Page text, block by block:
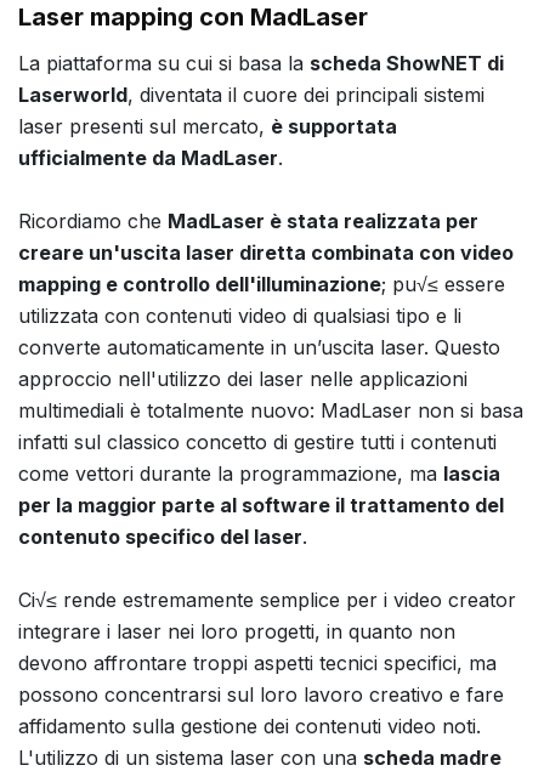
Laser mapping con MadLaser
La piattaforma su cui si basa la scheda ShowNET di
Laserworld, diventata il cuore dei principali sistemi
laser presenti sul mercato, è supportata
ufficialmente da MadLaser.
Ricordiamo che MadLaser è stata realizzata per
creare un'uscita laser diretta combinata con video
mapping e controllo dell'illuminazione; pu√≤ essere
utilizzata con contenuti video di qualsiasi tipo e li
converte automaticamente in un’uscita laser. Questo
approccio nell'utilizzo dei laser nelle applicazioni
multimediali è totalmente nuovo: MadLaser non si basa
infatti sul classico concetto di gestire tutti i contenuti
come vettori durante la programmazione, ma lascia
per la maggior parte al software il trattamento del
contenuto specifico del laser.
Ci√≤ rende estremamente semplice per i video creator
integrare i laser nei loro progetti, in quanto non
devono affrontare troppi aspetti tecnici specifici, ma
possono concentrarsi sul loro lavoro creativo e fare
affidamento sulla gestione dei contenuti video noti.
L'utilizzo di un sistema laser con una scheda madre